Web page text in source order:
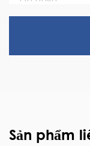
Sản phẩm